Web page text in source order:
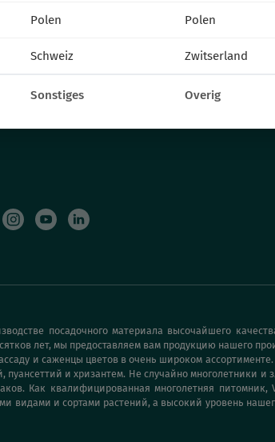
посадочного материала высочайшего
лет, мы предоставляем вам продукцию нашего
и саженцы цветов в очень широком
и хризантем. Не случайно многолетники
Как квалифицированная многолетняя
видами и сортами растений, а высокий уровень
Polen Polen
Schweiz Zwitserland
Sonstiges Overig